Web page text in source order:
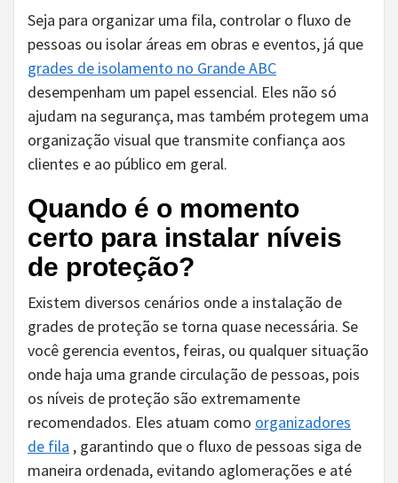
Seja para organizar uma fila, controlar o fluxo de
pessoas ou isolar áreas em obras e eventos, já que
grades de isolamento no Grande ABC
desempenham um papel essencial. Eles não só
ajudam na segurança, mas também protegem uma
organização visual que transmite confiança aos
clientes e ao público em geral.
Quando é o momento
certo para instalar níveis
de proteção?
Existem diversos cenários onde a instalação de
grades de proteção se torna quase necessária. Se
você gerencia eventos, feiras, ou qualquer situação
onde haja uma grande circulação de pessoas, pois
os níveis de proteção são extremamente
recomendados. Eles atuam como organizadores
de fila , garantindo que o fluxo de pessoas siga de
maneira ordenada, evitando aglomerações e até